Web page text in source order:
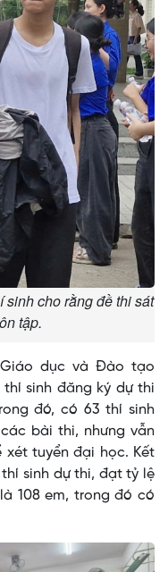
sinh cho rằng đề thi sát
tập.
dục và Đào tạo
sinh đăng ký dự thi
đó, có 63 thí sinh
bài thi, nhưng vẫn
tuyển đại học. Kết
sinh dự thi, đạt tỷ lệ
108 em, trong đó có